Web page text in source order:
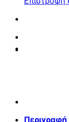
Περιγραφή